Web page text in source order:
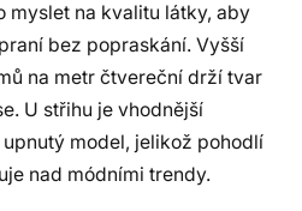
myslet na kvalitu látky, aby
bez popraskání. Vyšší
na metr čtvereční drží tvar
U střihu je vhodnější
model, jelikož pohodlí
nad módními trendy.